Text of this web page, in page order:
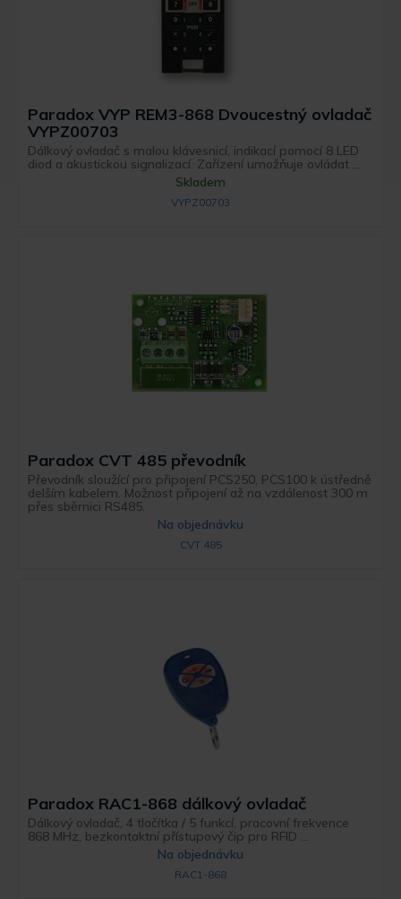
Paradox VYP REM3-868 Dvoucestný ovladač
VYPZ00703
Dálkový ovladač s malou klávesnicí, indikací pomocí 8 LED
diod a akustickou signalizací. Zařízení umožňuje ovládat ...
Skladem
VYPZ00703
Paradox CVT 485 převodník
Převodník sloužící pro připojení PCS250, PCS100 k ústředně
delším kabelem. Možnost připojení až na vzdálenost 300 m
přes sběrnici RS485.
Na objednávku
CVT 485
Paradox RAC1-868 dálkový ovladač
Dálkový ovladač, 4 tlačítka / 5 funkcí, pracovní frekvence
868 MHz, bezkontaktní přístupový čip pro RFID ...
Na objednávku
RAC1-868